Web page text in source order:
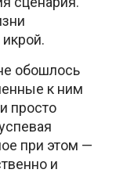
обошлось
к ним
просто
при этом —
и